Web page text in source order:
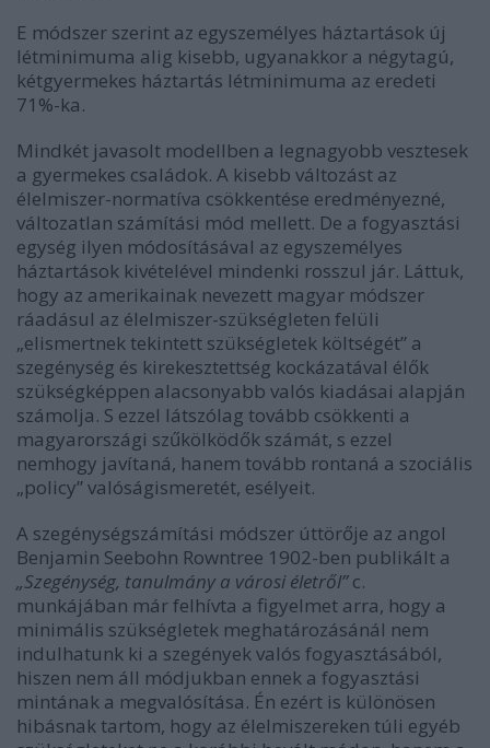
E módszer szerint az egyszemélyes háztartások új
létminimuma alig kisebb, ugyanakkor a négytagú,
kétgyermekes háztartás létminimuma az eredeti
71%-ka.
Mindkét javasolt modellben a legnagyobb vesztesek
a gyermekes családok. A kisebb változást az
élelmiszer-normatíva csökkentése eredményezné,
változatlan számítási mód mellett. De a fogyasztási
egység ilyen módosításával az egyszemélyes
háztartások kivételével mindenki rosszul jár. Láttuk,
hogy az amerikainak nevezett magyar módszer
ráadásul az élelmiszer-szükségleten felüli
„elismertnek tekintett szükségletek költségét” a
szegénység és kirekesztettség kockázatával élők
szükségképpen alacsonyabb valós kiadásai alapján
számolja. S ezzel látszólag tovább csökkenti a
magyarországi szűkölködők számát, s ezzel
nemhogy javítaná, hanem tovább rontaná a szociális
„policy” valóságismeretét, esélyeit.
A szegénységszámítási módszer úttörője az angol
Benjamin Seebohn Rowntree 1902-ben publikált a
„Szegénység, tanulmány a városi életről”c.
munkájában már felhívta a figyelmet arra, hogy a
minimális szükségletek meghatározásánál nem
indulhatunk ki a szegények valós fogyasztásából,
hiszen nem áll módjukban ennek a fogyasztási
mintának a megvalósítása. Én ezért is különösen
hibásnak tartom, hogy az élelmiszereken túli egyéb